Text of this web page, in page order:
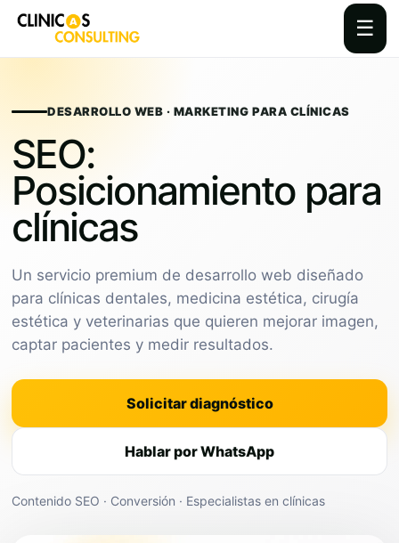
☰
contentDESARROLLO WEB · MARKETING PARA CLÍNICAS
SEO:
Posicionamiento para
clínicas
Un servicio premium de desarrollo web diseñado
para clínicas dentales, medicina estética, cirugía
estética y veterinarias que quieren mejorar imagen,
captar pacientes y medir resultados.
Solicitar diagnóstico
Hablar por WhatsApp
Contenido SEO · Conversión · Especialistas en clínicas